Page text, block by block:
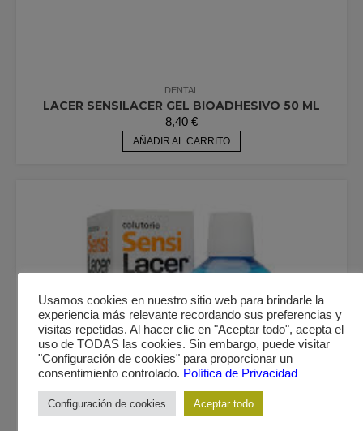
DENTAL
LACER SENSILACER GEL BIOADHESIVO 50 ML
8,40 €
AÑADIR AL CARRITO
Usamos cookies en nuestro sitio web para brindarle la
experiencia más relevante recordando sus preferencias y
visitas repetidas. Al hacer clic en "Aceptar todo", acepta el
uso de TODAS las cookies. Sin embargo, puede visitar
"Configuración de cookies" para proporcionar un
consentimiento controlado. Política de Privacidad
Configuración de cookies Aceptar todo